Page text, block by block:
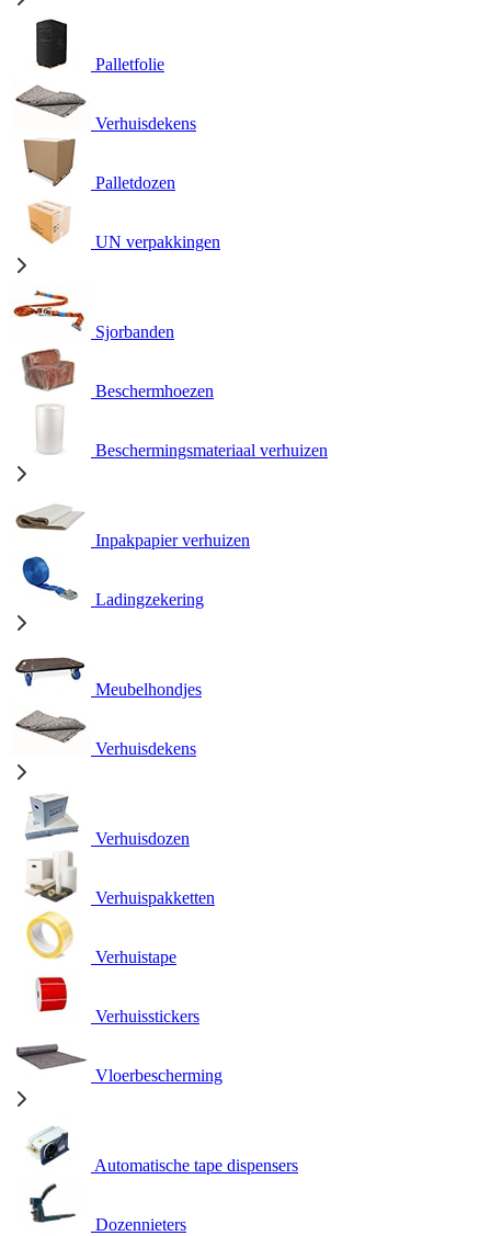
Palletfolie
Verhuisdekens
Palletdozen
UN verpakkingen
Sjorbanden
Beschermhoezen
Beschermingsmateriaal verhuizen
Inpakpapier verhuizen
Ladingzekering
Meubelhondjes
Verhuisdekens
Verhuisdozen
Verhuispakketten
Verhuistape
Verhuisstickers
Vloerbescherming
Automatische tape dispensers
Dozennieters